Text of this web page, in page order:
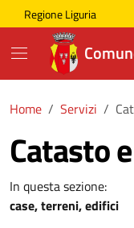
Skip to main content
Comune di Celle Ligure
Regione Liguria
Home Servizi
Catasto
In questa sezione:
case, terreni, edifici